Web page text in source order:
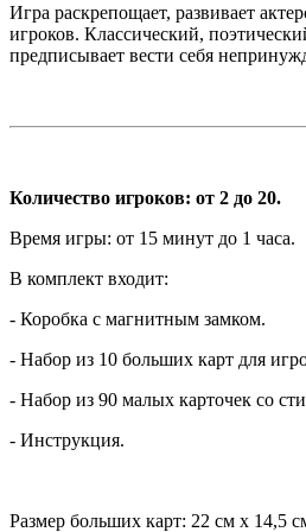
Игра раскрепощает, развивает
игроков. Классический,
предписывает вести себя
Количество игроков: от 2 до 20.
Время игры: от 15 минут до 1 часа.
В комплект входит:
- Коробка с магнитным замком.
- Набор из 10 больших карт для
- Набор из 90 малых карточек со
- Инструкция.
Размер больших карт: 22 см х 14,5